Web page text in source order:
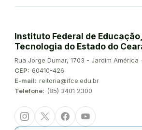
Instituto Federal de
Tecnologia do Estado do
Endereço:
Rua Jorge Dumar, 1703 - Jardim América
CEP: 60410-426
E-mail: reitoria@ifce.edu.br
Telefone: (85) 3401 2300
InstagramTwitter/XFacebookYoutube